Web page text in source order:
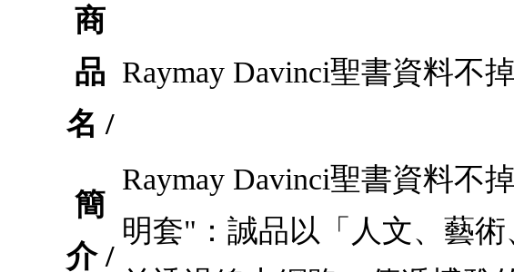
商
品
名 /
Raymay Davinci聖書資料不
簡
介 /
Raymay Davinci聖書資料不
明套"：誠品以「人文、藝